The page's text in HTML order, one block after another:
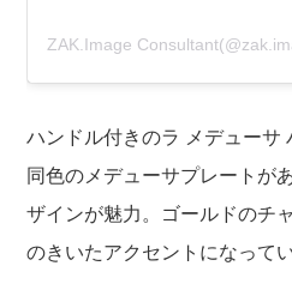
ハンドル付きのラ メデューサ
同色のメデューサプレートが
ザインが魅力。ゴールドのチ
のきいたアクセントになって